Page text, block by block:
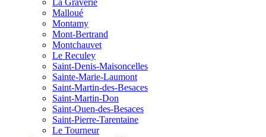
La Graverie
Malloué
Montamy
Mont-Bertrand
Montchauvet
Le Reculey
Saint-Denis-Maisoncelles
Sainte-Marie-Laumont
Saint-Martin-des-Besaces
Saint-Martin-Don
Saint-Ouen-des-Besaces
Saint-Pierre-Tarentaine
Le Tourneur